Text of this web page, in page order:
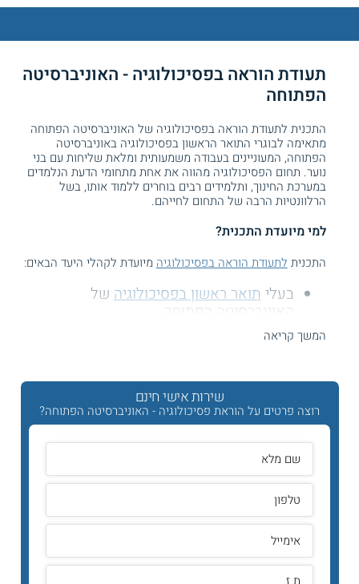
תעודת הוראה בפסיכולוגיה - האוניברסיטה
הפתוחה
התכנית לתעודת הוראה בפסיכולוגיה של האוניברסיטה הפתוחה
מתאימה לבוגרי התואר הראשון בפסיכולוגיה באוניברסיטה
הפתוחה, המעוניינים בעבודה משמעותית ומלאת שליחות עם בני
נוער. תחום הפסיכולוגיה מהווה את אחת מתחומי הדעת הנלמדים
במערכת החינוך, ותלמידים רבים בוחרים ללמוד אותו, בשל
הרלוונטיות הרבה של התחום לחייהם.
למי מיועדת התכנית?
התכנית לתעודת הוראה בפסיכולוגיה מיועדת לקהלי היעד הבאים:
בעליתואר ראשון בפסיכולוגיה של
האוניברסיטה הפתוחה.
מי שאינם בעלי תואר ראשון בפסיכולוגיה,
נדרשים ללימודי השלמה, בהתאם להחלטת
מה לומדים?
התכניתלתעודת הוראהמקנה לסטודנטים היכרות עם תכנית
הלימודים בפסיכולוגיה בבתי הספר, באופן המכין את הסטודנטים
לקראת השתלבותם בהוראה בבתי הספר העל יסודיים. התכנית
כוללת הכשרה פדגוגית בפסיכולוגיה, וכן התנסות מעשית בליווי
של מורים לפסיכולוגיה.
מה הן דרישות התכנית?
קורסים בחינוך:
המשך קריאה
שירות אישי חינם
רוצה פרטים על הוראת פסיכולוגיה - האוניברסיטה הפתוחה?